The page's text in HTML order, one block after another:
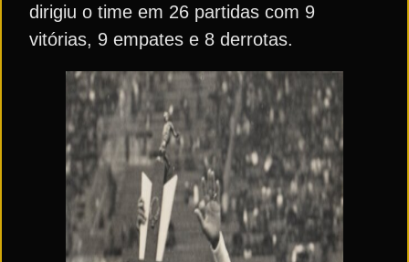
dirigiu o time em 26 partidas com 9
vitórias, 9 empates e 8 derrotas.